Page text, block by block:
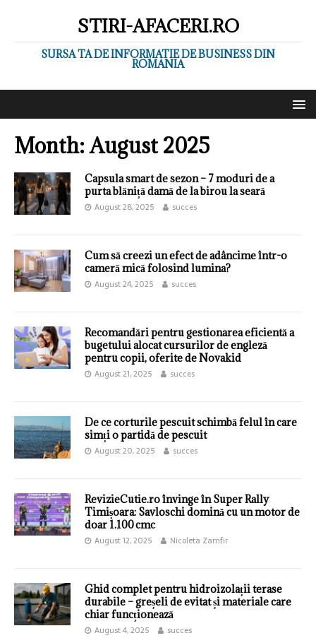
STIRI-AFACERI.RO
SURSA TA DE INFORMATIE DE BUSINESS DIN
ROMANIA
Month:August 2025
Capsula smart de sezon – 7 moduri de a
purta blăniță damă de la birou la seară
August 28, 2025 succes
Cum să creezi un efect de adâncime într-o
cameră mică folosind lumina?
August 24, 2025 succes
Recomandări pentru gestionarea eficientă a
bugetului alocat cursurilor de engleză
pentru copii, oferite de Novakid
August 21, 2025 succes
De ce corturile pescuit schimbă felul în care
simți o partidă de pescuit
August 20, 2025 succes
RevizieCutie.ro învinge în Super Rally
Timișoara: Savloschi domină cu un motor de
doar 1.100 cmc
August 12, 2025 Nicoleta Zamfir
Ghid complet pentru hidroizolații terase
durabile – greșeli de evitat și materiale care
chiar funcționează
August 4, 2025 succes